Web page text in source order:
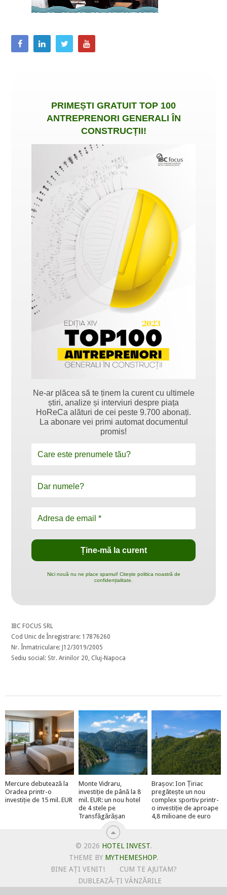
PRIMEȘTI GRATUIT TOP 100
ANTREPRENORI GENERALI ÎN
CONSTRUCȚII!
Ne-ar plăcea să te ținem la curent cu ultimele
știri, analize și interviuri despre piața
HoReCa alături de cei peste 9.700 abonați.
La abonare vei primi automat documentul
promis!
Nici nouă nu ne place spamul! Citește politica noastră de
confidențialitate.
IBC FOCUS SRL
Cod Unic de Înregistrare: 17876260
Nr. Înmatriculare: J12/3019/2005
Sediu social: Str. Arinilor 20, Cluj-Napoca
Mercure debutează la
Oradea printr-o
investiție de 15 mil. EUR
Monte Vidraru,
investiție de până la 8
mil. EUR: un nou hotel
de 4 stele pe
Transfăgărășan
Brașov: Ion Țiriac
pregătește un nou
complex sportiv printr-
o investiție de aproape
4,8 milioane de euro
© 2026 HOTEL INVEST.
THEME BY MYTHEMESHOP.
BINE AȚI VENIT!
CUM TE AJUTAM?
DUBLEAZĂ-ȚI VÂNZĂRILE